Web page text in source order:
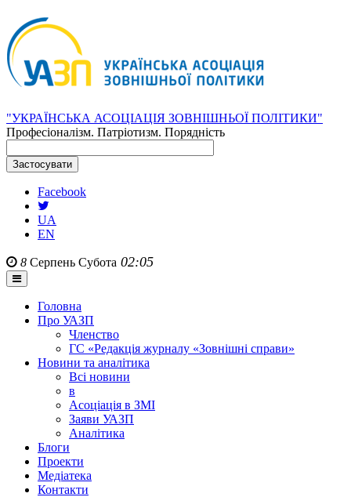
"УКРАЇНСЬКА АСОЦІАЦІЯ ЗОВНІШНЬОЇ ПОЛІТИКИ"
Професіоналізм. Патріотизм. Порядність
Facebook
UA
EN
8 Серпень Субота 02:05
Головна
Про УАЗП
Членство
ГС «Редакція журналу «Зовнішні справи»
Новини та аналітика
Всі новини
в
Асоціація в ЗМІ
Заяви УАЗП
Аналітика
Блоги
Проекти
Медіатека
Контакти